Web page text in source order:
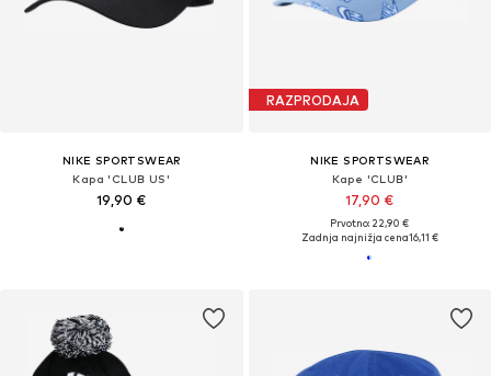
NIKE SPORTSWEAR
Kapa 'CLUB US'
19,90 €
RAZPRODAJA
NIKE SPORTSWEAR
Kape 'CLUB'
17,90 €
Prvotno: 22,90 €
Zadnja najnižja cena16,11 €